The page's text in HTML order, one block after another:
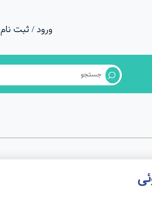
ورود / ثبت نام